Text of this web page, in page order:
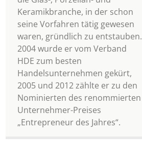
Keramikbranche, in der schon
seine Vorfahren tätig gewesen
waren, gründlich zu entstauben.
2004 wurde er vom Verband
HDE zum besten
Handelsunternehmen gekürt,
2005 und 2012 zählte er zu den
Nominierten des renommierten
Unternehmer-Preises
„Entrepreneur des Jahres“.